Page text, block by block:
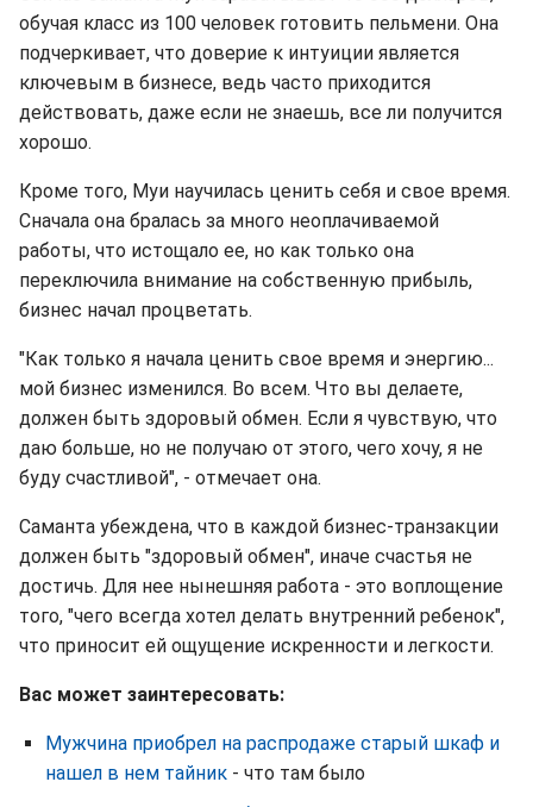
обучая класс из 100 человек готовить пельмени. Она
подчеркивает, что доверие к интуиции является
ключевым в бизнесе, ведь часто приходится
действовать, даже если не знаешь, все ли получится
хорошо.
Кроме того, Муи научилась ценить себя и свое время.
Сначала она бралась за много неоплачиваемой
работы, что истощало ее, но как только она
переключила внимание на собственную прибыль,
бизнес начал процветать.
"Как только я начала ценить свое время и энергию...
мой бизнес изменился. Во всем. Что вы делаете,
должен быть здоровый обмен. Если я чувствую, что
даю больше, но не получаю от этого, чего хочу, я не
буду счастливой", - отмечает она.
Саманта убеждена, что в каждой бизнес-транзакции
должен быть "здоровый обмен", иначе счастья не
достичь. Для нее нынешняя работа - это воплощение
того, "чего всегда хотел делать внутренний ребенок",
что приносит ей ощущение искренности и легкости.
Вас может заинтересовать:
Мужчина приобрел на распродаже старый шкаф и
нашел в нем тайник - что там было